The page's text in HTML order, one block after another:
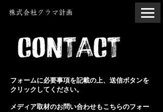
フォームに必要事項を記載の上、 送信ボタンを
クリックしてください。
​メディア取材のお問い合わせもこちらのフォー